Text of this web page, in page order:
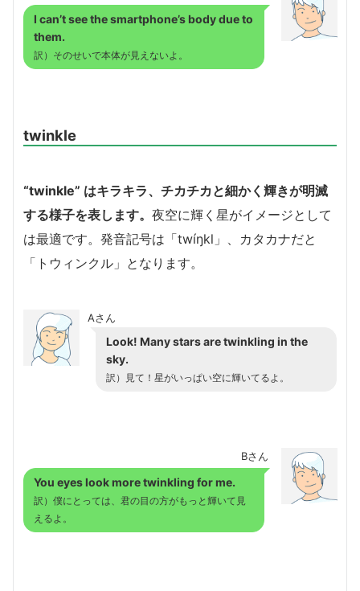
I can’t see the smartphone’s body due to
them.
訳）そのせいで本体が見えないよ。
twinkle
“twinkle” はキラキラ、チカチカと細かく輝きが明滅
する様子を表します。 夜空に輝く星がイメージとして
は最適です。発音記号は「twíŋkl」、カタカナだと
「トウィンクル」となります。
Aさん
Look! Many stars are twinkling in the
sky.
訳）見て！星がいっぱい空に輝いてるよ。
Bさん
You eyes look more twinkling for me.
訳）僕にとっては、君の目の方がもっと輝いて見
えるよ。